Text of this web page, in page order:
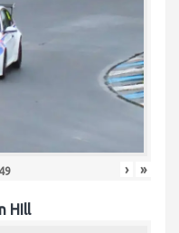
› »
HIll